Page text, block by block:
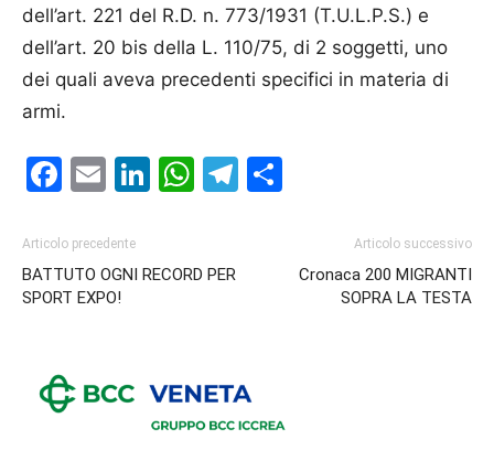
dell’art. 221 del R.D. n. 773/1931 (T.U.L.P.S.) e
dell’art. 20 bis della L. 110/75, di 2 soggetti, uno
dei quali aveva precedenti specifici in materia di
armi.
Facebook
EmailLinkedIn
WhatsApp
Telegram
Articolo precedente
BATTUTO OGNI RECORD PER
SPORT EXPO!
Articolo successivo
Cronaca 200 MIGRANTI
SOPRA LA TESTA